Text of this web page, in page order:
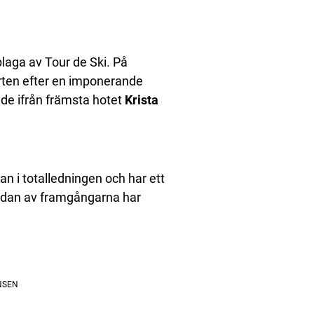
av Tour de Ski. På
efter en imponerande
ifrån främsta hotet Krista
i totalledningen och har ett
av framgångarna har